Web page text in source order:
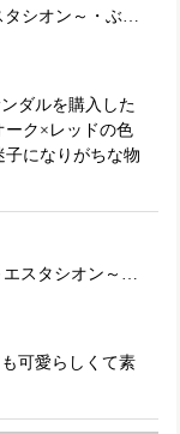
2108【ｻﾞｯｶ】Estacion～エスタシオン～・ぶどうモチーフ本革ミニポーチ
ダルを購入した
ーク×レッドの色
になりがちな物
NK203【ﾚﾃﾞｨｰｽ】Estacion～エスタシオン～・フラワーモチーフ本革ショートブーツ
可愛らしくて素